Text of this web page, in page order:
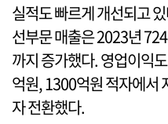
실적도 빠르게 개선되고
선부문 매출은 2023년
까지 증가했다. 영업이익
억원, 1300억원 적자에서
자 전환했다.